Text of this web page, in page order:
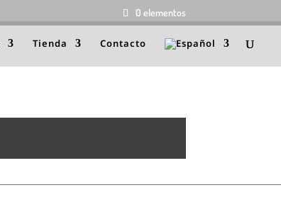
0 elementos
Tienda Contacto